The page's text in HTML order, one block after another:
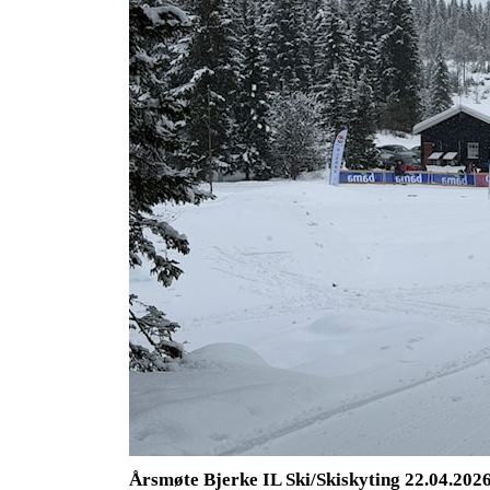
Årsmøte Bjerke IL Ski/Skiskyting